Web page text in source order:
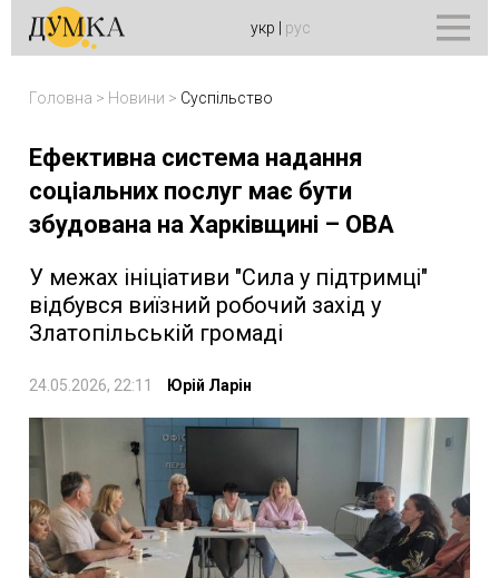
укр рус
Головна > Новини > Суспільство
Ефективна система надання
соціальних послуг має бути
збудована на Харківщині – ОВА
У межах ініціативи "Сила у підтримці"
відбувся виїзний робочий захід у
Златопільській громаді
24.05.2026, 22:11 Юрій Ларін